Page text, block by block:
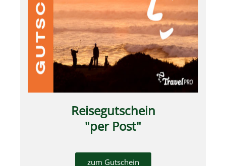
Reisegutschein
"per Post"
zum Gutschein